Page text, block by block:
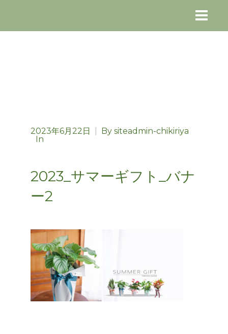
2023年6月22日 By siteadmin-chikiriya
In
2023_サマーギフト_バナ
ー2